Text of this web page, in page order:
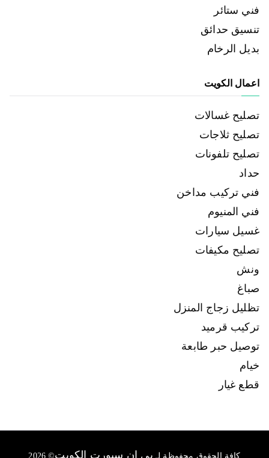
فني ستائر
تنسيق حدائق
بديل الرخام
اعمال الكويت
تصليح غسالات
تصليح ثلاجات
تصليح تلفونات
حداد
فني تركيب مداخن
فني المنيوم
غسيل سيارات
تصليح مكيفات
ونش
صباغ
تظليل زجاج المنزل
تركيب قرميد
توصيل حبر طابعة
خيام
قطع غيار
كافة الحقوق محفوظة لـ بي ان سبورت الكويت© 2026